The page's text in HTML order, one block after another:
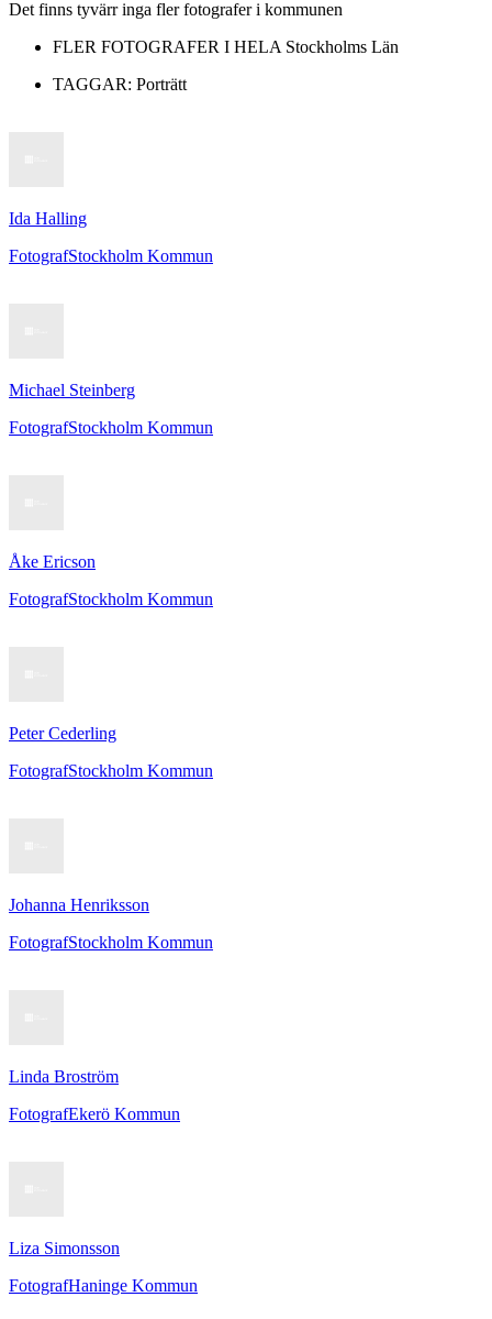
Det finns tyvärr inga fler fotografer i kommunen
FLER FOTOGRAFER I HELA Stockholms Län
TAGGAR: Porträtt
Ida Halling
FotografStockholm Kommun
Michael Steinberg
FotografStockholm Kommun
Åke Ericson
FotografStockholm Kommun
Peter Cederling
FotografStockholm Kommun
Johanna Henriksson
FotografStockholm Kommun
Linda Broström
FotografEkerö Kommun
Liza Simonsson
FotografHaninge Kommun